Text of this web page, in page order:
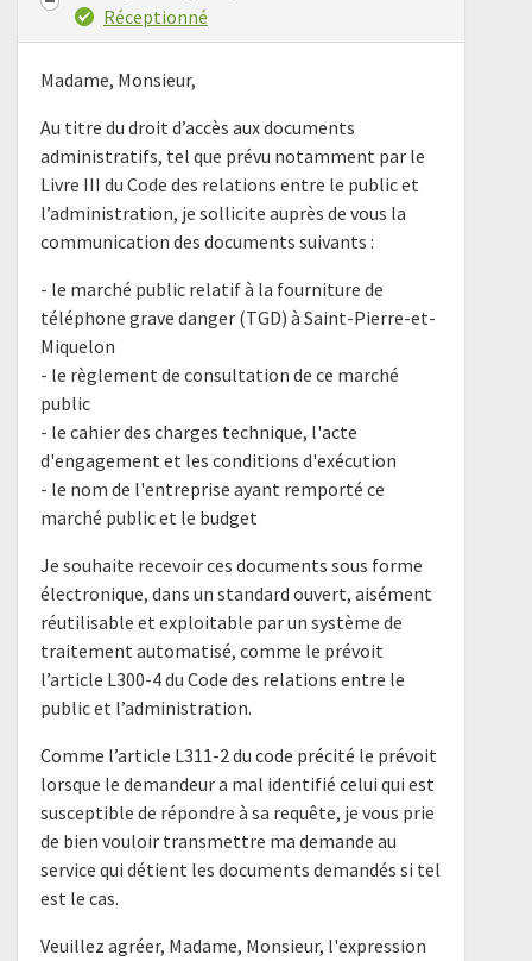
Réceptionné
Madame, Monsieur,
Au titre du droit d’accès aux documents
administratifs, tel que prévu notamment par le
Livre III du Code des relations entre le public et
l’administration, je sollicite auprès de vous la
communication des documents suivants :
- le marché public relatif à la fourniture de
téléphone grave danger (TGD) à Saint-Pierre-et-
Miquelon
- le règlement de consultation de ce marché
public
- le cahier des charges technique, l'acte
d'engagement et les conditions d'exécution
- le nom de l'entreprise ayant remporté ce
marché public et le budget
Je souhaite recevoir ces documents sous forme
électronique, dans un standard ouvert, aisément
réutilisable et exploitable par un système de
traitement automatisé, comme le prévoit
l’article L300-4 du Code des relations entre le
public et l’administration.
Comme l’article L311-2 du code précité le prévoit
lorsque le demandeur a mal identifié celui qui est
susceptible de répondre à sa requête, je vous prie
de bien vouloir transmettre ma demande au
service qui détient les documents demandés si tel
est le cas.
Veuillez agréer, Madame, Monsieur, l'expression